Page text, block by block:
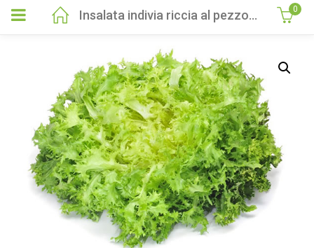
Insalata indivia riccia al pezzo (kg 0,600 circa) 0